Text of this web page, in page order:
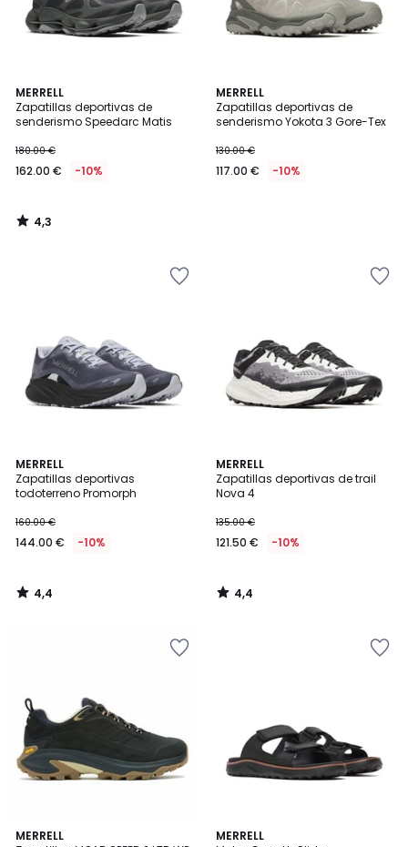
MERRELL
Zapatillas deportivas de
senderismo Speedarc Matis
180.00 €
162.00 € -10%
4,3
/ 5
4,3
/
MERRELL
Zapatillas deportivas de
senderismo Yokota 3 Gore-Tex
130.00 €
117.00 € -10%
MERRELL
Zapatillas deportivas
todoterreno Promorph
160.00 €
144.00 € -10%
4,4
/ 5
4,4
/
MERRELL
Zapatillas deportivas de trail
Nova 4
135.00 €
121.50 € -10%
4,4
/ 5
4,4
/
MERRELL
4
MERRELL
4,5